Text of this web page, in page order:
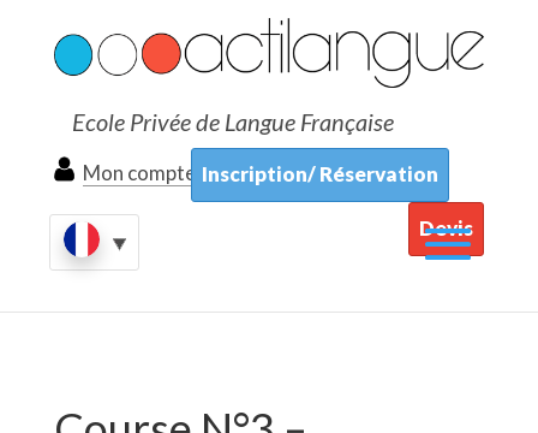
Ecole Privée de Langue Française
Mon compte Inscription/ Réservation
Devis